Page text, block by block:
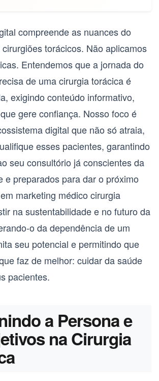
compreende as nuances do
torácicos. Não aplicamos
Entendemos que a jornada do
de umacirurgia torácicaé
exigindo conteúdo informativo,
gere confiança. Nosso foco é
digital que não só atraia,
esses pacientes, garantindo
seu consultório já conscientes da
e preparados para dar o próximo
marketing médico cirurgia
na sustentabilidade e no futuro da
o da dependência de um
seu potencial e permitindo que
faz de melhor: cuidar da saúde
pacientes.
a Persona e
na Cirurgia